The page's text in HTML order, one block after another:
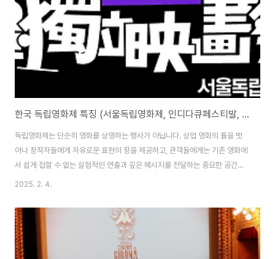
한국 독립영화제 특징 (서울독립영화제, 인디다큐페스티발, 정동진독립영화제)
독립영화제는 단순히 영화를 상영하는 행사가 아닙니다. 상업 영화의 틀을 벗
어나 창작자들에게 자유로운 표현의 장을 제공하고, 관객들에게는 기존 영화에
서 쉽게 접할 수 없는 실험적인 연출과 깊은 메시지를 전달하는 중요한 공간입
니다. 신인 감독들에게는 자신의 작품을 세상에 알릴 기회를 주고, 영화 애호가
양한 독립영화제가 운영되고 있습니다. 서울독립영화제, 인디다큐페스티발, 정
동진 독립영화제 등 각각의 영화제는 저마다의 개성과 특징을 지니고 있으며,
독립영화의 발전과 확산에 중요한 역할을 하고 있습니다. 단순한 영화 상영을
넘어, 영화 제작자와 관객이 직접 소통하고 새로운 시각을 공유하는 장이 되기
2025. 2. 4.